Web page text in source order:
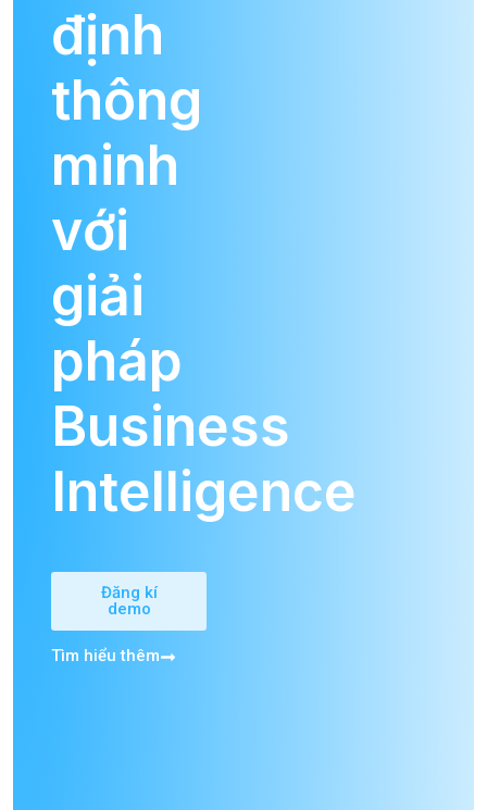
định
thông
minh
với
giải
pháp
Business
Intelligence
Đăng kí
demo
Tìm hiểu thêm